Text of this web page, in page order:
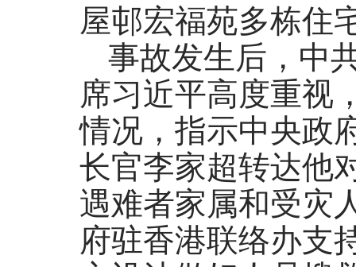
屋邨宏福苑多栋住
事故发生后，中
席习近平高度重视
情况，指示中央政
长官李家超转达他
遇难者家属和受灾
府驻香港联络办支